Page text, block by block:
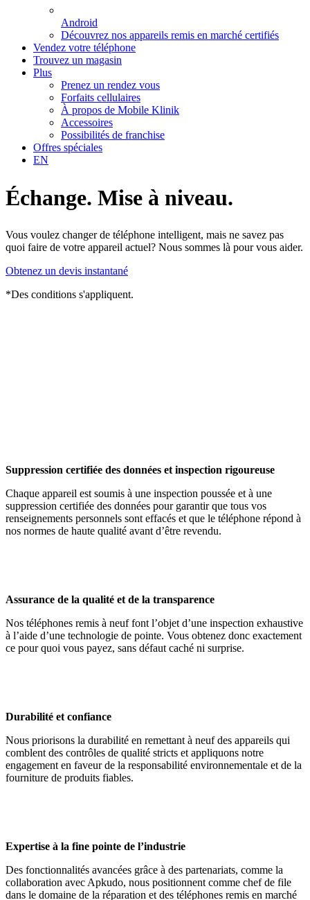
Android
Découvrez nos appareils remis en marché certifiés
Vendez votre téléphone
Trouvez un magasin
Plus
Prenez un rendez vous
Forfaits cellulaires
À propos de Mobile Klinik
Accessoires
Possibilités de franchise
Offres spéciales
EN
Échange. Mise à niveau.
Vous voulez changer de téléphone intelligent, mais ne savez pas
quoi faire de votre appareil actuel? Nous sommes là pour vous aider.
Obtenez un devis instantané
*Des conditions s'appliquent.
Suppression certifiée des données et inspection rigoureuse
Chaque appareil est soumis à une inspection poussée et à une
suppression certifiée des données pour garantir que tous vos
renseignements personnels sont effacés et que le téléphone répond à
nos normes de haute qualité avant d’être revendu.
Assurance de la qualité et de la transparence
Nos téléphones remis à neuf font l’objet d’une inspection exhaustive
à l’aide d’une technologie de pointe. Vous obtenez donc exactement
ce pour quoi vous payez, sans défaut caché ni surprise.
Durabilité et confiance
Nous priorisons la durabilité en remettant à neuf des appareils qui
comblent des contrôles de qualité stricts et appliquons notre
engagement en faveur de la responsabilité environnementale et de la
fourniture de produits fiables.
Expertise à la fine pointe de l’industrie
Des fonctionnalités avancées grâce à des partenariats, comme la
collaboration avec Apkudo, nous positionnent comme chef de file
dans le domaine de la réparation et des téléphones remis en marché